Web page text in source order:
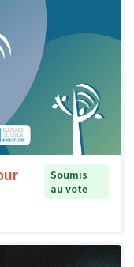
Soumis
au vote